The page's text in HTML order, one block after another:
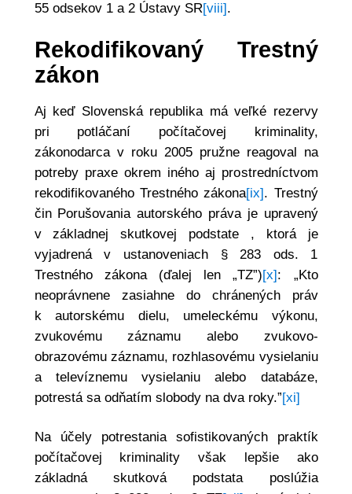
55 odsekov 1 a 2 Ústavy SR[viii].
Rekodifikovaný Trestný
zákon
Aj keď Slovenská republika má veľké rezervy
pri potláčaní počítačovej kriminality,
zákonodarca v roku 2005 pružne reagoval na
potreby praxe okrem iného aj prostredníctvom
rekodifikovaného Trestného zákona[ix]. Trestný
čin Porušovania autorského práva je upravený
v základnej skutkovej podstate , ktorá je
vyjadrená v ustanoveniach § 283 ods. 1
Trestného zákona (ďalej len „TZ”)[x]: „Kto
neoprávnene zasiahne do chránených práv
k autorskému dielu, umeleckému výkonu,
zvukovému záznamu alebo zvukovo-
obrazovému záznamu, rozhlasovému vysielaniu
a televíznemu vysielaniu alebo databáze,
potrestá sa odňatím slobody na dva roky.”[xi]
Na účely potrestania sofistikovaných praktík
počítačovej kriminality však lepšie ako
základná skutková podstata poslúžia